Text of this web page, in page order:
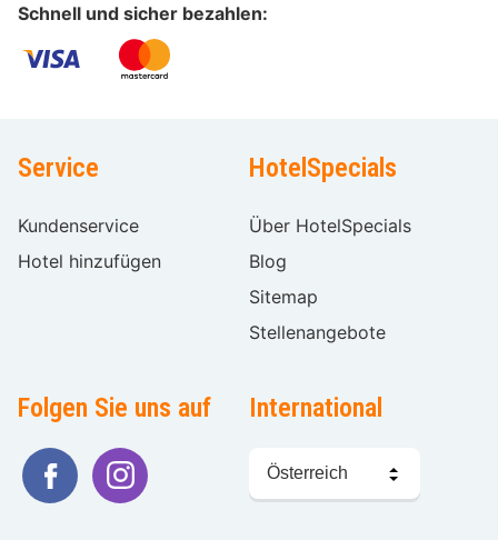
Schnell und sicher bezahlen:
Service
Kundenservice
Hotel hinzufügen
HotelSpecials
Über HotelSpecials
Blog
Sitemap
Stellenangebote
Folgen Sie uns auf International
Sprache
wählen